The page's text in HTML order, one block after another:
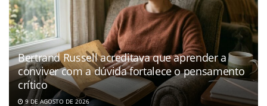
Bertrand Russell acreditava que aprender a
conviver com a dúvida fortalece o pensamento
crítico
9 DE AGOSTO DE 2026